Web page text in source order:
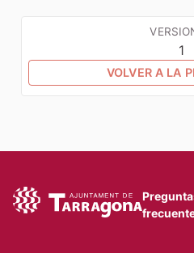
1
VOLVER A LA